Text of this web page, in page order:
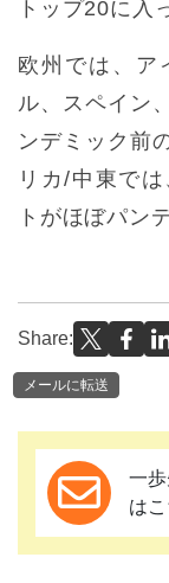
トップ20に入
欧州では、ア
ル、スペイン
ンデミック前
リカ/中東で
トがほぼパン
Share:
メールに転送
一
は